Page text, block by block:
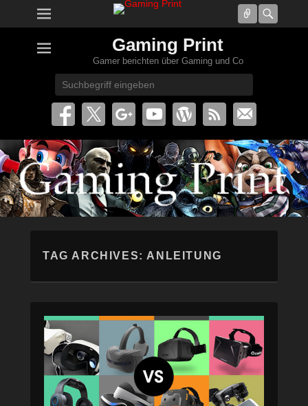
Connect
Gaming Print
Gamer berichten über Gaming und Co
TAG ARCHIVES: ANLEITUNG